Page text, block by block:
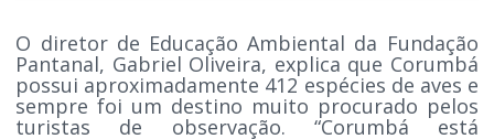
O diretor de Educação Ambiental da Fundação
Pantanal, Gabriel Oliveira, explica que Corumbá
possui aproximadamente 412 espécies de aves e
sempre foi um destino muito procurado pelos
turistas de observação. “Corumbá está